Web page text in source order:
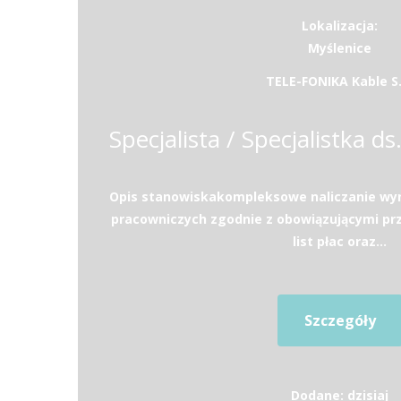
Lokalizacja:
Myślenice
TELE-FONIKA Kable
Opis stanowiskakompleksowe naliczanie
pracowniczych zgodnie z obowiązującymi
list płac oraz...
Szczegóły
Dodane: dzisiaj